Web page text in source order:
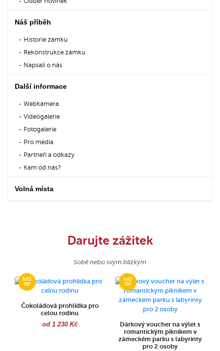
Náš příběh
Historie zámku
Rekonstrukce zámku
Napsali o nás
Další informace
Webkamera
Videogalerie
Fotogalerie
Pro média
Partneři a odkazy
Kam od nás?
Volná místa
Darujte zážitek
Sobě nebo svým blízkým
Čokoládová prohlídka pro
celou rodinu
od 1 230 Kč
Dárkový voucher na výlet s
romantickým piknikem v
zámeckém parku s labyrinty
pro 2 osoby